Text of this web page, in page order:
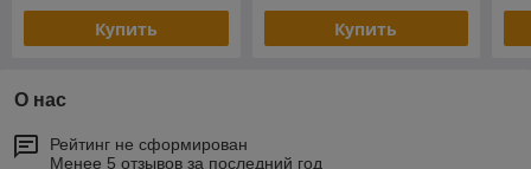
Купить Купить
О нас
Рейтинг не сформирован
Менее 5 отзывов за последний год